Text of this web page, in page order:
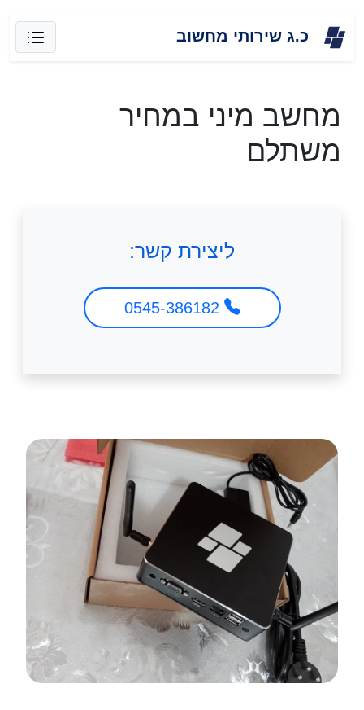
כ.ג שירותי מחשוב
מחשב מיני במחיר
משתלם
ליצירת קשר: